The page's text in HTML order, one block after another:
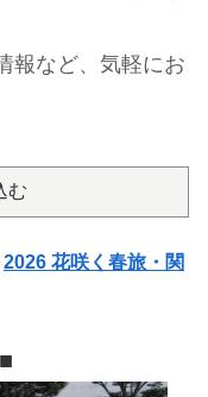
報など、気軽にお
む
2026 花咲く春旅・関